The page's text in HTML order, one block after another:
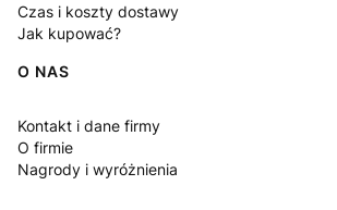
Czas i koszty dostawy
Jak kupować?
O NAS
Kontakt i dane firmy
O firmie
Nagrody i wyróżnienia